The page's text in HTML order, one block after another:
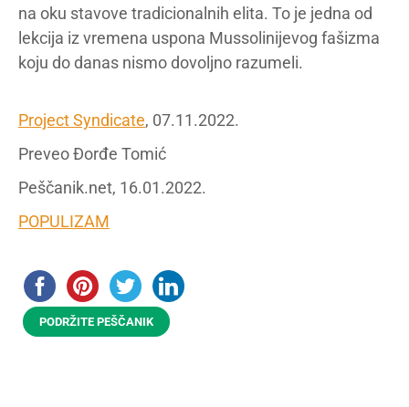
na oku stavove tradicionalnih elita. To je jedna od
lekcija iz vremena uspona Mussolinijevog fašizma
koju do danas nismo dovoljno razumeli.
Project Syndicate, 07.11.2022.
Preveo Đorđe Tomić
Peščanik.net, 16.01.2022.
POPULIZAM
PODRŽITE PEŠČANIK